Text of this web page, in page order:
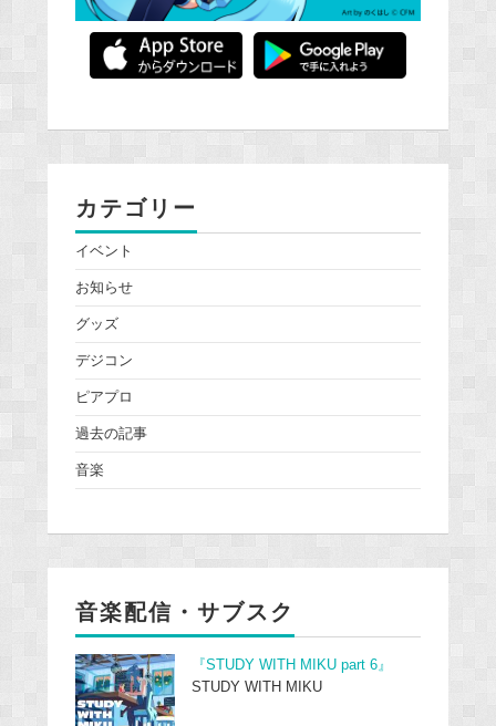
カテゴリー
イベント
お知らせ
グッズ
デジコン
ピアプロ
過去の記事
音楽
音楽配信・サブスク
『STUDY WITH MIKU part 6』
STUDY WITH MIKU